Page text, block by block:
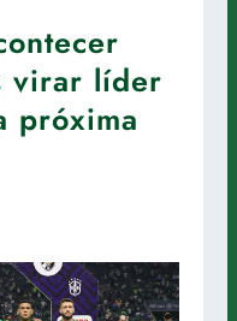
virar líder
próxima